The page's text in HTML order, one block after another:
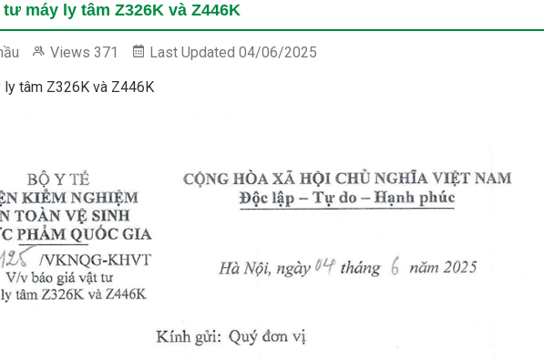
máy ly tâm Z326K và Z446K
Views 371 Last Updated 04/06/2025
tâm Z326K và Z446K